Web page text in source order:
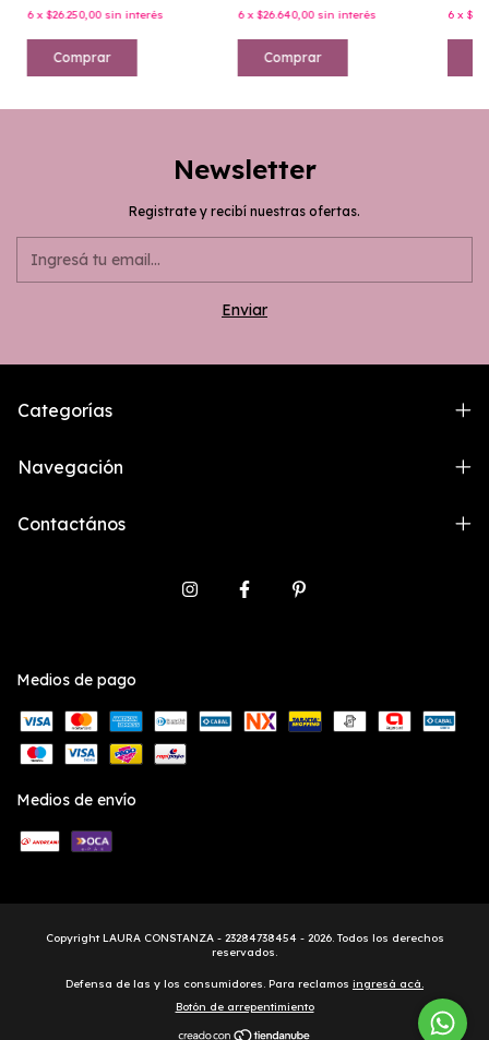
6 x$26.250,00 sin interés
Comprar
6 x$26.640,00 sin interés
Comprar
6 x
Newsletter
Registrate y recibí nuestras ofertas.
Categorías
Navegación
Contactános
Medios de pago
Medios de envío
Copyright LAURA CONSTANZA - 23284738454 - 2026. Todos los derechos
reservados.
Defensa de las y los consumidores. Para reclamos ingresá acá.
Botón de arrepentimiento